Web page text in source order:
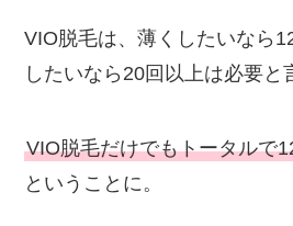
VIO脱毛は、薄くしたいなら
したいなら20回以上は必要と
VIO脱毛だけでもトータルで
ということに。